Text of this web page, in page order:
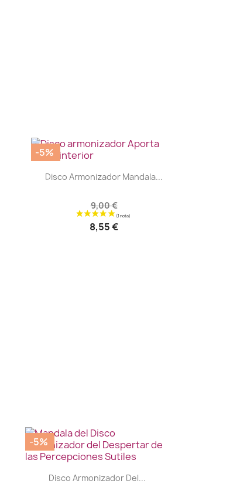
| 
Disco Armonizador Mandala...
9,00 €
8,55 €
-5%
| 
Disco Armonizador Del...
-5%